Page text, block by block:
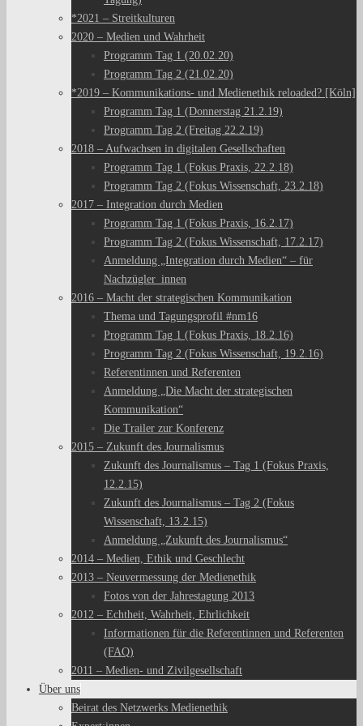
*2021 – Streitkulturen
2020 – Medien und Wahrheit
Programm Tag 1 (20.02.20)
Programm Tag 2 (21.02.20)
*2019 – Kommunikations- und Medienethik reloaded? [Köln]
Programm Tag 1 (Donnerstag 21.2.19)
Programm Tag 2 (Freitag 22.2.19)
2018 – Aufwachsen in digitalen Gesellschaften
Programm Tag 1 (Fokus Praxis, 22.2.18)
Programm Tag 2 (Fokus Wissenschaft, 23.2.18)
2017 – Integration durch Medien
Programm Tag 1 (Fokus Praxis, 16.2.17)
Programm Tag 2 (Fokus Wissenschaft, 17.2.17)
Anmeldung „Integration durch Medien“ – für
Nachzügler_innen
2016 – Macht der strategischen Kommunikation
Thema und Tagungsprofil #nm16
Programm Tag 1 (Fokus Praxis, 18.2.16)
Programm Tag 2 (Fokus Wissenschaft, 19.2.16)
Referentinnen und Referenten
Anmeldung „Die Macht der strategischen
Kommunikation“
Die Trailer zur Konferenz
2015 – Zukunft des Journalismus
Zukunft des Journalismus – Tag 1 (Fokus Praxis,
12.2.15)
Zukunft des Journalismus – Tag 2 (Fokus
Wissenschaft, 13.2.15)
Anmeldung „Zukunft des Journalismus“
2014 – Medien, Ethik und Geschlecht
2013 – Neuvermessung der Medienethik
Fotos von der Jahrestagung 2013
2012 – Echtheit, Wahrheit, Ehrlichkeit
Informationen für die Referentinnen und Referenten
(FAQ)
2011 – Medien- und Zivilgesellschaft
Über uns
Beirat des Netzwerks Medienethik